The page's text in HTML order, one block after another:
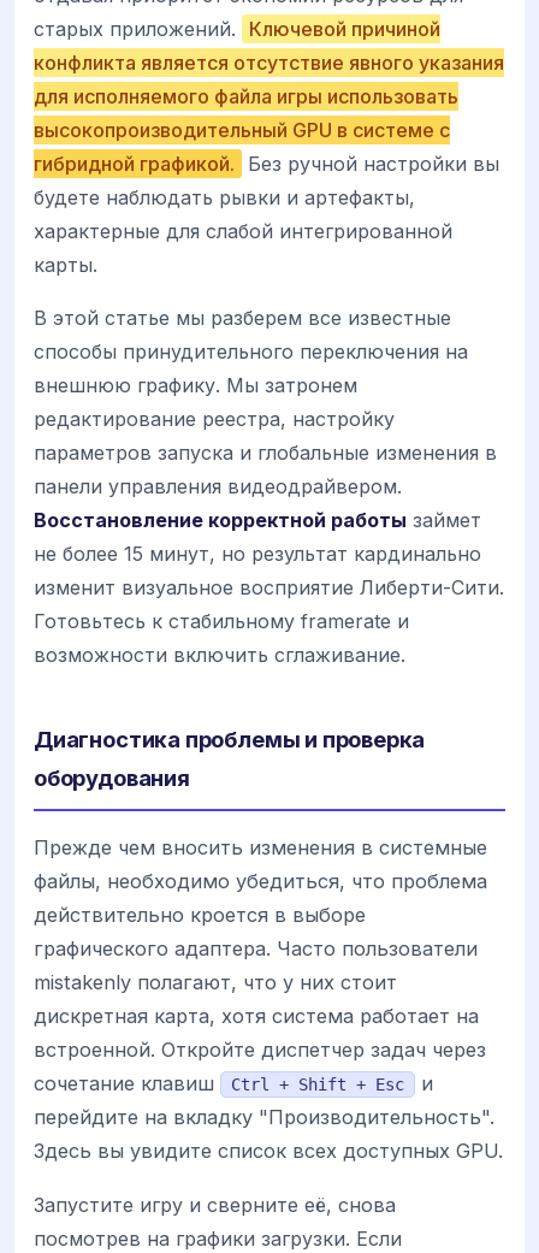
старых приложений.
Ключевой причиной
конфликта является отсутствие явного указания
для исполняемого файла игры использовать
высокопроизводительный GPU в системе с
гибридной графикой.
Без ручной настройки вы
будете наблюдать рывки и артефакты,
характерные для слабой интегрированной
карты.
В этой статье мы разберем все известные
способы принудительного переключения на
внешнюю графику. Мы затронем
редактирование реестра, настройку
параметров запуска и глобальные изменения в
панели управления видеодрайвером.
Восстановление корректной работы займет
не более 15 минут, но результат кардинально
изменит визуальное восприятие Либерти-Сити.
Готовьтесь к стабильному framerate и
возможности включить сглаживание.
Диагностика проблемы и проверка
оборудования
Прежде чем вносить изменения в системные
файлы, необходимо убедиться, что проблема
действительно кроется в выборе
графического адаптера. Часто пользователи
mistakenly полагают, что у них стоит
дискретная карта, хотя система работает на
встроенной. Откройте диспетчер задач через
сочетание клавиш
Ctrl + Shift + Esc
и
перейдите на вкладку "Производительность".
Здесь вы увидите список всех доступных GPU.
Запустите игру и сверните её, снова
посмотрев на графики загрузки. Если